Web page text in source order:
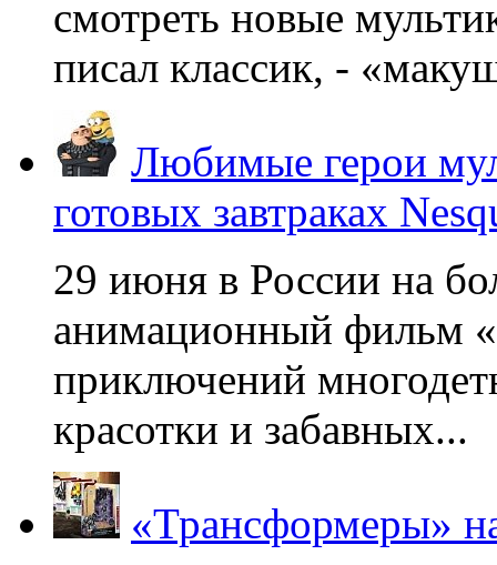
смотреть новые
писал классик, -
Любимые герои
готовых завтраках
29 июня в России на
анимационный фильм
приключений
красотки и забавных...
«Трансформеры»